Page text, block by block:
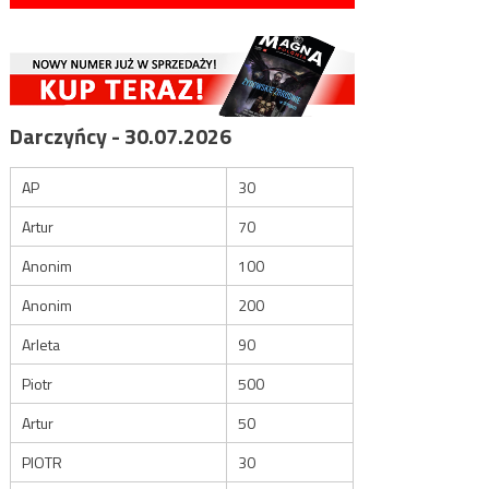
Darczyńcy - 30.07.2026
AP
30
Artur
70
Anonim
100
Anonim
200
Arleta
90
Piotr
500
Artur
50
PIOTR
30